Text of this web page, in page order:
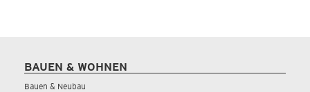
BAUEN & WOHNEN
Bauen & Neubau